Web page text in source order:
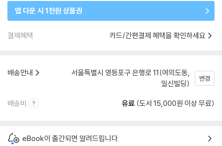
앱 다운 시 1천원 상품권
결제혜택 카드/간편결제 혜택을 확인하세요
배송안내
서울특별시 영등포구 은행로 11(여의도동,
일신빌딩)
변경
배송비 유료 (도서 15,000원 이상 무료)
eBook이 출간되면 알려드립니다.